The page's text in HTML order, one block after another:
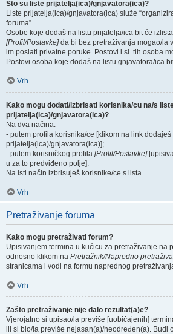
Što su liste prijatelja(ica)/gnjavatora(ica)?
Liste prijatelja(ica)/gnjavatora(ica) služe
foruma”.
Osobe koje dodaš na listu prijatelja/ica bit će
[Profil/Postavke]da bi bez pretraživanja mogao/la
im poslati privatne poruke. Postovi i sl. tih osoba
Postovi osoba koje dodaš na listu gnjavatora/ica
Vrh
Kako mogu dodati/izbrisati korisnika/cu na/s
prijatelja(ica)/gnjavatora(ica)?
Na dva načina:
- putem profila korisnika/ce [klikom na link dodaješ
prijatelja(ica)/gnjavatora(ica)];
- putem korisničkog profila [Profil/Postavke]
u za to predviđeno polje].
Na isti način izbrisuješ korisnike/ce s lista.
Vrh
Pretraživanje foruma
Kako mogu pretraživati forum?
Upisivanjem termina u kućicu za pretraživanje na
odnosno klikom na Pretražnik/Napredno
stranicama i vodi na formu naprednog
Vrh
Zašto pretraživanje nije dalo rezultat(a)e?
Vjerojatno si upisao/la previše [uobičajenih]
ili si bio/la previše nejasan(a)/neodređen(a). Budi